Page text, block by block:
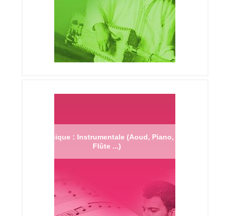
Musique : Instrumentale (Aoud, Piano,
Flûte ...)